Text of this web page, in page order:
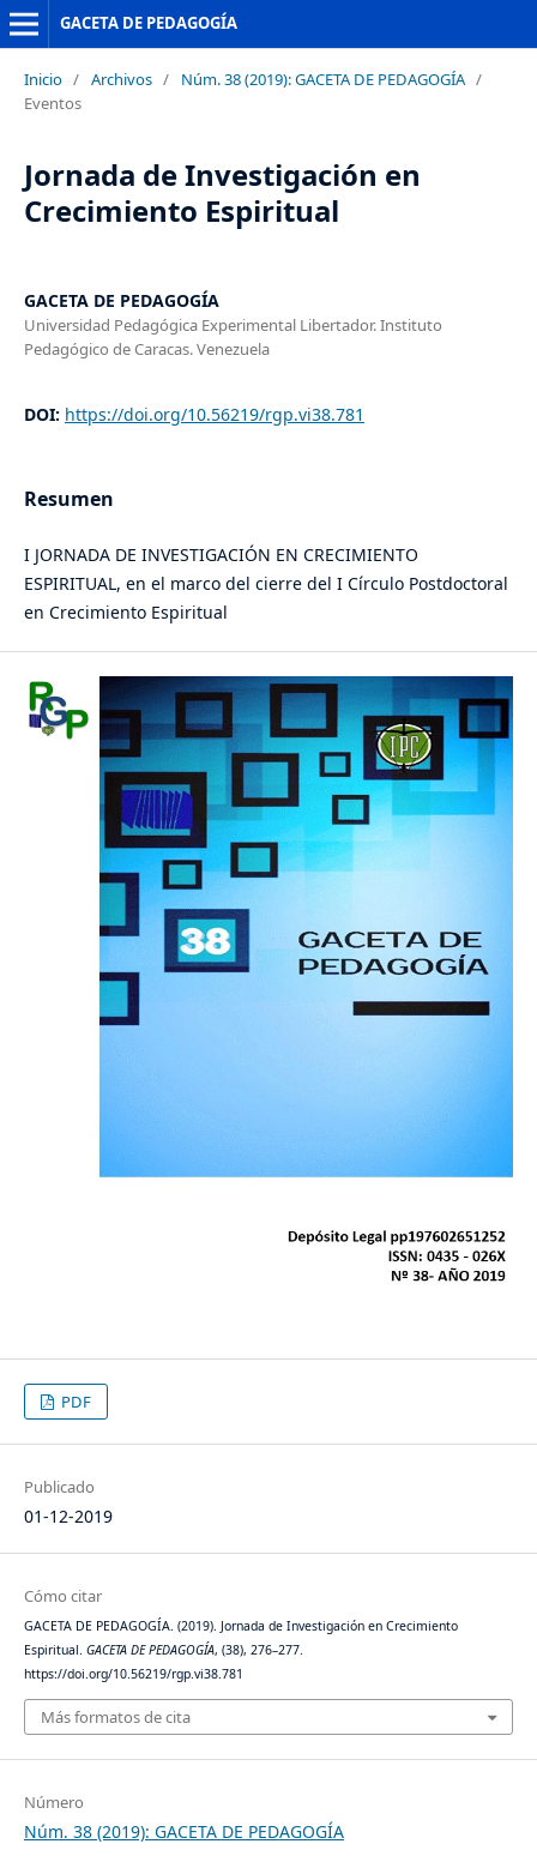
GACETA DE PEDAGOGÍA
Inicio / Archivos / Núm. 38 (2019): GACETA DE PEDAGOGÍA /
Eventos
Jornada de Investigación en
Crecimiento Espiritual
GACETA DE PEDAGOGÍA
Universidad Pedagógica Experimental Libertador. Instituto
Pedagógico de Caracas. Venezuela
DOI: https://doi.org/10.56219/rgp.vi38.781
Resumen
I JORNADA DE INVESTIGACIÓN EN CRECIMIENTO
ESPIRITUAL, en el marco del cierre del I Círculo Postdoctoral
en Crecimiento Espiritual
PDF
Publicado
01-12-2019
Cómo citar
GACETA DE PEDAGOGÍA. (2019). Jornada de Investigación en Crecimiento
Espiritual. GACETA DE PEDAGOGÍA, (38), 276–277.
https://doi.org/10.56219/rgp.vi38.781
Más formatos de cita
Número
Núm. 38 (2019): GACETA DE PEDAGOGÍA